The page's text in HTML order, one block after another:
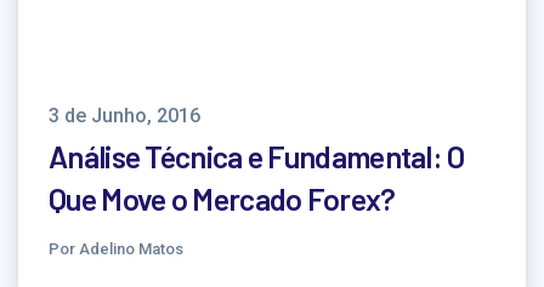
3 de Junho, 2016
Análise Técnica e Fundamental: O
Que Move o Mercado Forex?
Por Adelino Matos